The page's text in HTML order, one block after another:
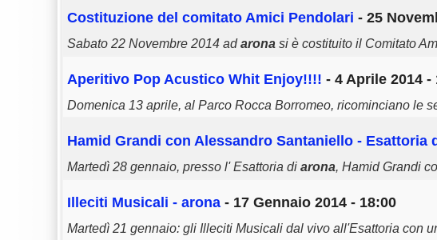
Costituzione del comitato Amici Pendolari - 25
Sabato 22 Novembre 2014 adarona si è costituito il Comitato
Aperitivo Pop Acustico Whit Enjoy!!!! - 4 Aprile 2014 -
Domenica 13 aprile, al Parco Rocca Borromeo, ricominciano le
Hamid Grandi con Alessandro Santaniello - Esattoria
Martedì 28 gennaio, presso l' Esattoria di arona, Hamid Grandi
Illeciti Musicali - arona - 17 Gennaio 2014 - 18:00
Martedì 21 gennaio: gli Illeciti Musicali dal vivo all'Esattoria con